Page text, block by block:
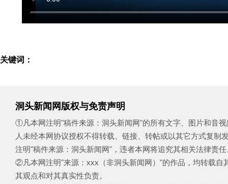
关键词：
洞头新闻网版权与免责声明
①凡本网注明"稿件来源：洞头新闻网"的所有文字、图片和音
人未经本网协议授权不得转载、链接、转帖或以其它方式复
注明"稿件来源：洞头新闻网"，违者本网将追究其相关法律责任
②凡本网注明"来源：xxx（非洞头新闻网）"的作品，均转载自
其观点和对其真实性负责。